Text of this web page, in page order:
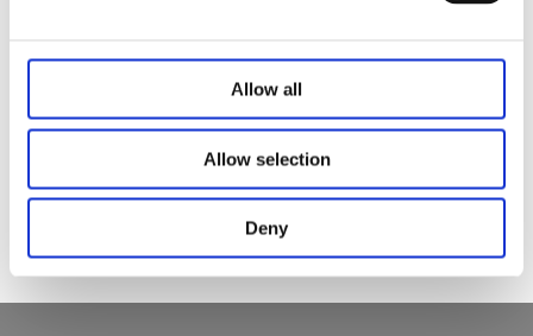
Allow all
Allow selection
Deny
Zubehör Netzteil JCP35PA-03 Zubehör Sicherheitsschalter JCP35Q1 Zubehör Sicherheitsschalter JCP35Q